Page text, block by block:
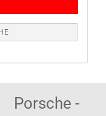
Porsche -